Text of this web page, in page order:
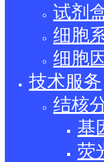
试剂
细胞
细胞
技术服务
结核
基
荧